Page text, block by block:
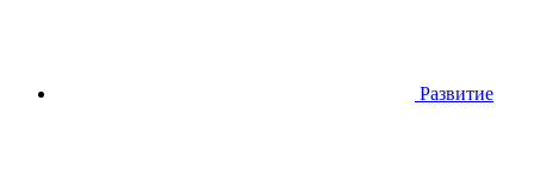
Развитие